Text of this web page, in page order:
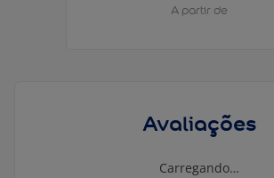
A partir de
Avaliações
Carregando…